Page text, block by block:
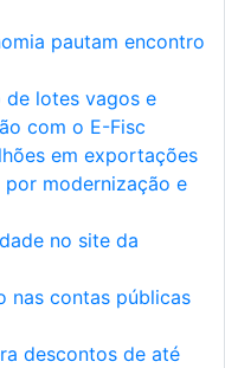
pautam encontro
lotes vagos e
com o E-Fisc
em exportações
modernização e
no site da
nas contas públicas
descontos de até